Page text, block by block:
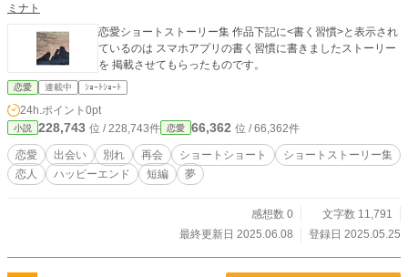
ミナト
恋愛ショートストーリー集 作品下記に<書く習慣>と表示され
ているのは スマホアプリの書く習慣に書きましたストーリー
を 掲載させてもらったものです。
恋愛 連載中 ｼｮｰﾄｼｮｰﾄ
24h.ポイント 0pt
小説 228,743 位 / 228,743件 恋愛 66,362 位 / 66,362件
恋愛 出会い 別れ 再会 ショートショート
ショートストーリー集
恋人
ハッピーエンド 短編 夢
感想数 0
文字数 11,791
最終更新日 2025.06.08
登録日 2025.05.25